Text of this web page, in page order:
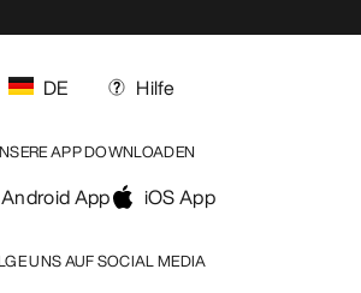
UNS AUF SOCIAL MEDIA
DE Hilfe
APP DOWNLOADEN
Android App iOS App